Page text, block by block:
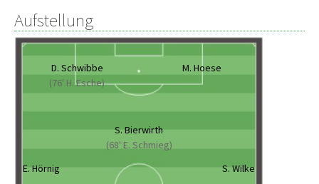
Aufstellung
D. Schwibbe
(76' H. Esche)
M. Hoese
S. Bierwirth
(68' E. Schmieg)
E. Hörnig
S. Wilke